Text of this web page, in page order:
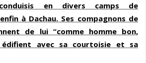
en divers camps de
à Dachau. Ses compagnons de
de lui “comme homme bon,
avec sa courtoisie et sa